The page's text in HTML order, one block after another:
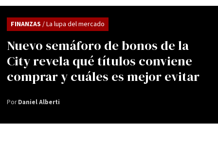
Nuevo semáforo de bonos de la
City revela qué títulos conviene
comprar y cuáles es mejor evitar
FINANZAS / La lupa del mercado
PorDaniel Alberti